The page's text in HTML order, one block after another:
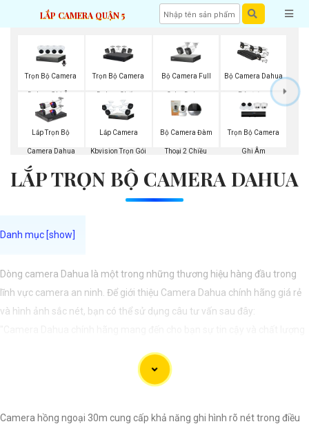
LẮP CAMERA QUẬN 5
Trọn Bộ Camera
Dahua Ghi Âm
Trọn Bộ Camera
Dahua Chống
Trộm
Bộ Camera Full
Color Dahua
Bộ Camera Dahua
Báo Động
Lắp Trọn Bộ
Camera Dahua
Lắp Camera
Kbvision Trọn Gói
Bộ Camera Đàm
Thoại 2 Chiều
Trọn Bộ Camera
Ghi Âm
LẮP TRỌN BỘ CAMERA DAHUA
Dòng camera Dahua là một trong những thương hiệu hàng đầu trong
lĩnh vực camera an ninh. Để giới thiệu Camera Dahua chính hãng giá rẻ
và hình ảnh sắc nét, bạn có thể sử dụng câu tư vấn sau đây:
này hứa hẹn đáp ứng mọi nhu cầu giám sát của bạn. Đừng ngần ngại
trải nghiệm sự ổn định và chất lượng vượt trội của Camera Dahua chính
Camera hồng ngoại 30m cung cấp khả năng ghi hình rõ nét trong điều